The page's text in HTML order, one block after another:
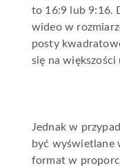
to 16:9 lub 9:16.
wideo w
posty
się na większości
Jednak w
być wyświetlane
format w